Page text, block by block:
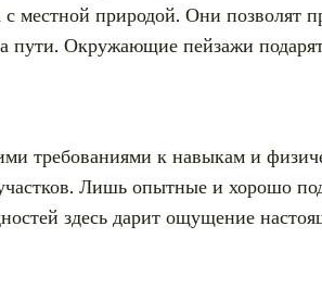
местной природой. Они позволят
пути. Окружающие пейзажи
требованиями к навыкам и
Лишь опытные и хорошо
здесь дарит ощущение